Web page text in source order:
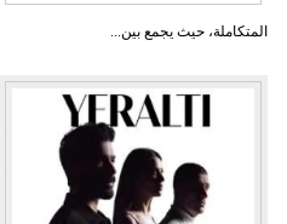
المتكاملة، حيث يجمع بين...